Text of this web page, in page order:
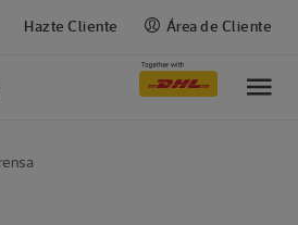
Área de Cliente
Hazte Cliente